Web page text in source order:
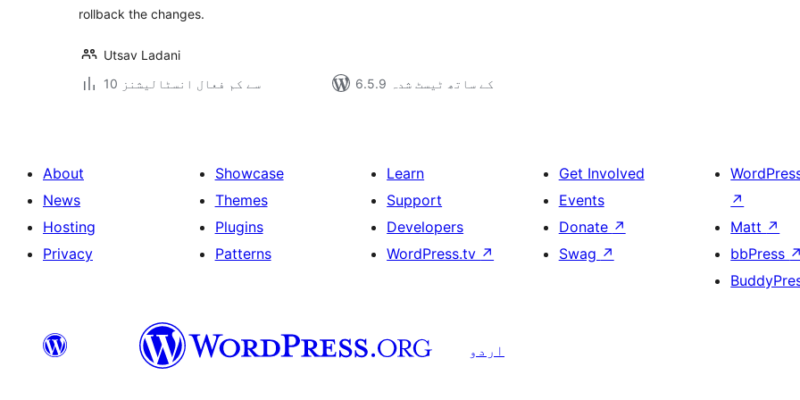
rollback the changes.
Utsav Ladani
10 سے کم فعال انسٹالیشنز
6.5.9 کے ساتھ ٹیسٹ شدہ
About
News
Hosting
Privacy
Showcase
Themes
Plugins
Patterns
Learn
Support
Developers
WordPress.tv ↗
Get Involved
Events
Donate ↗
Swag ↗
↗
Matt ↗
bbPress ↗
اردو